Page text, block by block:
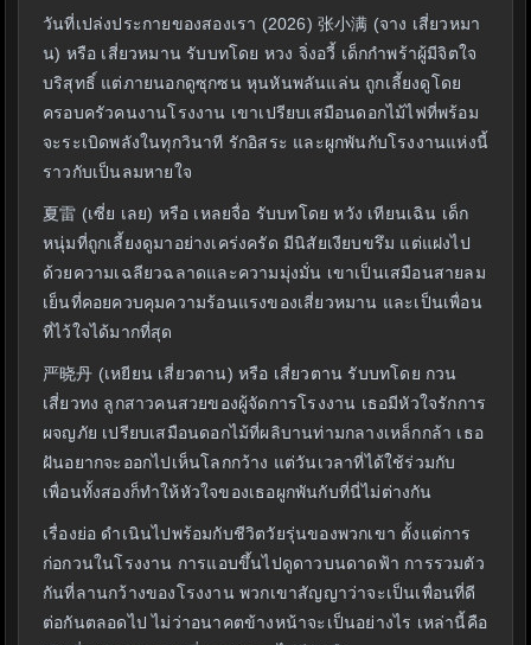
วันที่เปล่งประกายของสองเรา (2026) 张小满 (จาง เสี่ยวหมา
น) หรือ เสี่ยวหมาน รับบทโดย หวง จิ่งอวี้ เด็กกำพร้าผู้มีจิตใจ
บริสุทธิ์ แต่ภายนอกดูซุกซน หุนหันพลันแล่น ถูกเลี้ยงดูโดย
ครอบครัวคนงานโรงงาน เขาเปรียบเสมือนดอกไม้ไฟที่พร้อม
จะระเบิดพลังในทุกวินาที รักอิสระ และผูกพันกับโรงงานแห่งนี้
ราวกับเป็นลมหายใจ
夏雷 (เซี่ย เลย) หรือ เหลยจื่อ รับบทโดย หวัง เทียนเฉิน เด็ก
หนุ่มที่ถูกเลี้ยงดูมาอย่างเคร่งครัด มีนิสัยเงียบขรึม แต่แฝงไป
ด้วยความเฉลียวฉลาดและความมุ่งมั่น เขาเป็นเสมือนสายลม
เย็นที่คอยควบคุมความร้อนแรงของเสี่ยวหมาน และเป็นเพื่อน
ที่ไว้ใจได้มากที่สุด
严晓丹 (เหยียน เสี่ยวตาน) หรือ เสี่ยวตาน รับบทโดย กวน
เสี่ยวทง ลูกสาวคนสวยของผู้จัดการโรงงาน เธอมีหัวใจรักการ
ผจญภัย เปรียบเสมือนดอกไม้ที่ผลิบานท่ามกลางเหล็กกล้า เธอ
ฝันอยากจะออกไปเห็นโลกกว้าง แต่วันเวลาที่ได้ใช้ร่วมกับ
เพื่อนทั้งสองก็ทำให้หัวใจของเธอผูกพันกับที่นี่ไม่ต่างกัน
เรื่องย่อ ดำเนินไปพร้อมกับชีวิตวัยรุ่นของพวกเขา ตั้งแต่การ
ก่อกวนในโรงงาน การแอบขึ้นไปดูดาวบนดาดฟ้า การรวมตัว
กันที่ลานกว้างของโรงงาน พวกเขาสัญญาว่าจะเป็นเพื่อนที่ดี
ต่อกันตลอดไป ไม่ว่าอนาคตข้างหน้าจะเป็นอย่างไร เหล่านี้คือ